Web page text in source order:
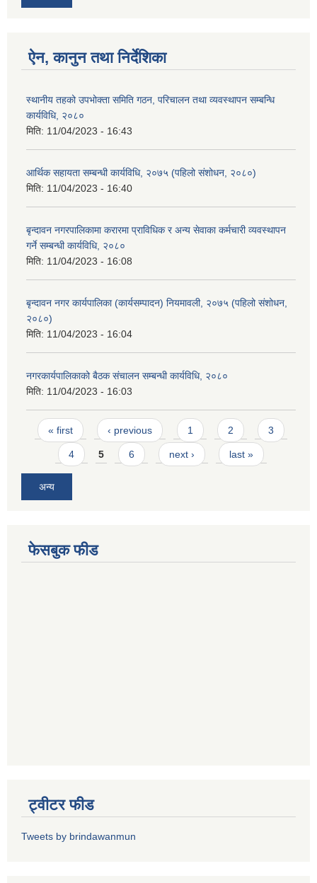
ऐन, कानुन तथा निर्देशिका
स्थानीय तहको उपभोक्ता समिति गठन, परिचालन तथा व्यवस्थापन सम्बन्धि
कार्यविधि, २०८०
मिति: 11/04/2023 - 16:43
आर्थिक सहायता सम्बन्धी कार्यविधि, २०७५ (पहिलो संशोधन, २०८०)
मिति: 11/04/2023 - 16:40
बृन्दावन नगरपालिकामा करारमा प्राविधिक र अन्य सेवाका कर्मचारी व्यवस्थापन
गर्ने सम्बन्धी कार्यविधि, २०८०
मिति: 11/04/2023 - 16:08
बृन्दावन नगर कार्यपालिका (कार्यसम्पादन) नियमावली, २०७५ (पहिलो संशोधन,
२०८०)
मिति: 11/04/2023 - 16:04
नगरकार्यपालिकाको बैठक संचालन सम्बन्धी कार्यविधि, २०८०
मिति: 11/04/2023 - 16:03
Pages
« first ‹ previous 1 2 3
4 5 6 next › last »
अन्य
फेसबुक फीड
ट्वीटर फीड
Tweets by brindawanmun